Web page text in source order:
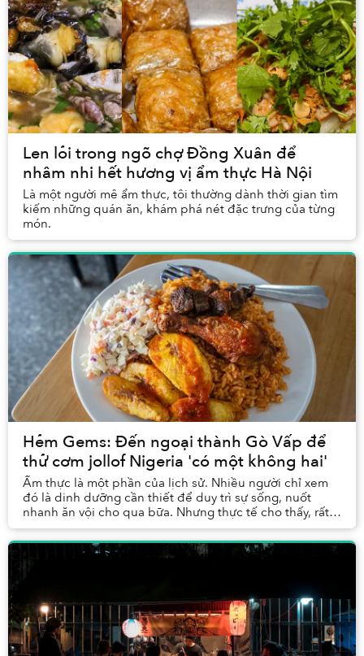
Len lỏi trong ngõ chợ Đồng Xuân để
nhâm nhi hết hương vị ẩm thực Hà Nội
Là một người mê ẩm thực, tôi thường dành thời gian tìm
kiếm những quán ăn, khám phá nét đặc trưng của từng
món.
Hẻm Gems: Đến ngoại thành Gò Vấp để
thử cơm jollof Nigeria 'có một không hai'
Ẩm thực là một phần của lịch sử. Nhiều người chỉ xem
đó là dinh dưỡng cần thiết để duy trì sự sống, nuốt
nhanh ăn vội cho qua bữa. Nhưng thực tế cho thấy, rất
nhiều loại thực phẩm đã và đang gây ảnh h...